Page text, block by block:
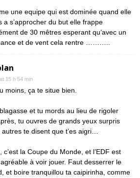
une equipe qui est dominée quand elle
a s’approcher du but elle frappe
de 30 mêtres esperant qu’avec un
et de vent cela rentre ………..
15 h 54 min
moins, ça te situe bien.
et tu mords au lieu de rigoler
tu ouvres de grands yeux surpris
te disent que t’es aigri…
c’est la Coupe du Monde, et l’EDF est
à voir jouer. Faut desserrer le
et boire tranquillou ta caipirinha, comme